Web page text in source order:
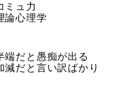
ミュ力
学
痴が出る
い訳ばかり